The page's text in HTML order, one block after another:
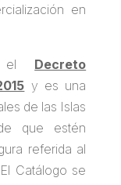
en
el Decreto
y es una
de las Islas
que estén
referida al
Catálogo se